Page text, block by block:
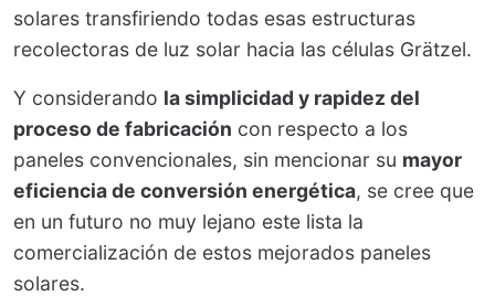
solares transfiriendo todas esas estructuras
recolectoras de luz solar hacia las células Grätzel.
Y considerando la simplicidad y rapidez del
proceso de fabricación con respecto a los
paneles convencionales, sin mencionar su mayor
eficiencia de conversión energética, se cree que
en un futuro no muy lejano este lista la
comercialización de estos mejorados paneles
solares.